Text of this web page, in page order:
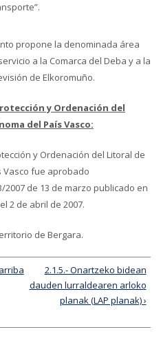
propone la denominada área
a la Comarca del Deba y a la
de Elkoromuño.
y Ordenación del
del País Vasco:
y Ordenación del Litoral de
Vasco fue aprobado
de 13 de marzo publicado en
2 de abril de 2007.
de Bergara.
arriba
2.1.5.- Onartzeko bidean
dauden lurraldearen arloko
planak (LAP planak) ›